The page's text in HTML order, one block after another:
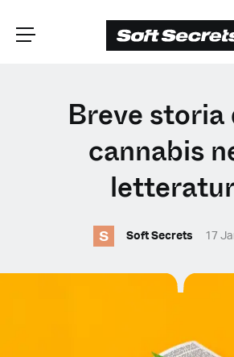
SCEGLI LA
TUA POSIZIONE
English (United Kingdom)
English (United States)
Breve storia
cannabis
S Soft Secrets 17